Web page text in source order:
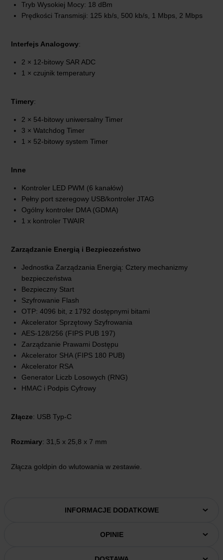
Tryb Wysokiej Mocy: 18 dBm
Prędkości Transmisji: 125 kb/s, 500 kb/s, 1 Mbps, 2 Mbps
Interfejs Analogowy:
2 × 12-bitowy SAR ADC
1 × czujnik temperatury
Timery:
2 × 54-bitowy uniwersalny Timer
3 × Watchdog Timer
1 × 52-bitowy system Timer
Inne
Kontroler LED PWM (6 kanałów)
Pełny port szeregowy USB/kontroler JTAG
Ogólny kontroler DMA (GDMA)
1 x kontroler TWAIR
Zarządzanie Energią i Bezpieczeństwo
Jednostka Zarządzania Energią: Cztery mechanizmy
bezpieczeństwa
Bezpieczny Start
Szyfrowanie Flash
OTP: 4096 bit, z 1792 dostępnymi bitami
Akcelerator Sprzętowy Szyfrowania
AES-128/256 (FIPS PUB 197)
Zarządzanie Prawami Dostępu
Akcelerator SHA (FIPS 180 PUB)
Akcelerator RSA
Generator Liczb Losowych (RNG)
HMAC i Podpis Cyfrowy
Złącze: USB Typ-C
Rozmiary: 31,5 x 25,8 x 7 mm
Złącza goldpin do wlutowania w zestawie.
INFORMACJE DODATKOWE
OPINIE